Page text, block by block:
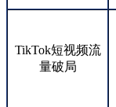
TikTok短视频流
量破局